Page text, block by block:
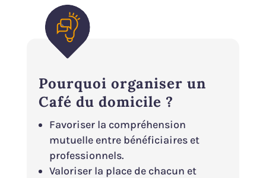
Pourquoi organiser un
Café du domicile ?
Favoriser la compréhension
mutuelle entre bénéficiaires et
professionnels.
Valoriser la place de chacun et